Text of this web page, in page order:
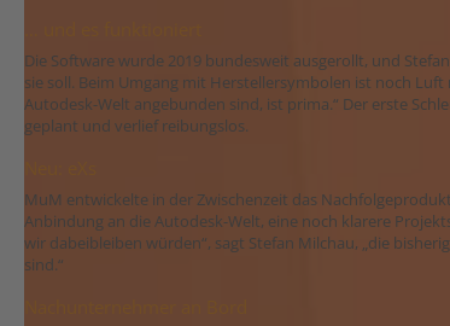
Die Software wurde 2019 bundesweit ausgerollt, und
sie soll. Beim Umgang mit Herstellersymbolen ist noch
Autodesk-Welt angebunden sind, ist prima.“ Der erste
geplant und verlief reibungslos.
MuM entwickelte in der Zwischenzeit das
Anbindung an die Autodesk-Welt, eine noch klarere
wir dabeibleiben würden“, sagt Stefan Milchau, „die
sind.“